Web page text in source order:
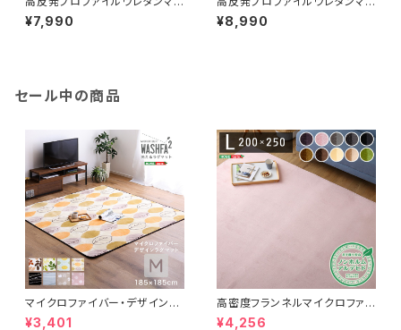
トレス【Beleza10-ベレーザ・テ
ン-】(セミシングル) ORM-10
¥7,990
トレス【Beleza10-ベレーザ・テ
ン-】(シングル) ORM-10S
¥8,990
セール中の商品
マイクロファイバー・デザインラ
グマットMサイズ（185×185cm）
¥3,401
高密度フランネルマイクロファイ
バー・ラグマットLサイズ（200×2
¥4,256